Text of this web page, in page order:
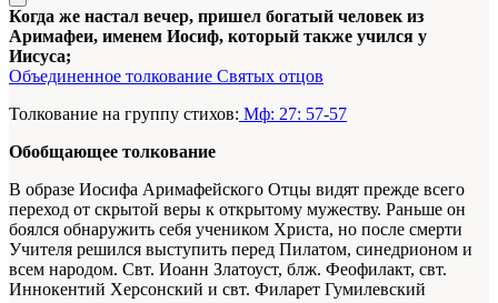
Когда же настал вечер, пришел богатый человек из
Аримафеи, именем Иосиф, который также учился у
Иисуса;
Объединенное толкование Святых отцов
Толкование на группу стихов: Мф: 27: 57-57
Обобщающее толкование
В образе Иосифа Аримафейского Отцы видят прежде всего
переход от скрытой веры к открытому мужеству. Раньше он
боялся обнаружить себя учеником Христа, но после смерти
Учителя решился выступить перед Пилатом, синедрионом и
всем народом. Свт. Иоанн Златоуст, блж. Феофилакт, свт.
Иннокентий Херсонский и свт. Филарет Гумилевский